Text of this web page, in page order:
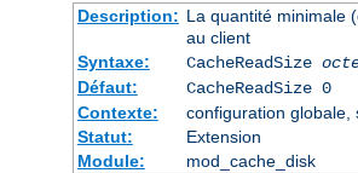
Description: La quantité minimale
au client
Syntaxe:
CacheReadSize
Défaut:
CacheReadSize 0
Contexte:
configuration globale,
Statut:
Extension
Module:
mod_cache_disk